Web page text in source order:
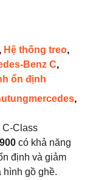
, Hệ thống treo,
Benz C,
ổn định
,
C-Class
có khả năng
định và giảm
hình gồ ghề.